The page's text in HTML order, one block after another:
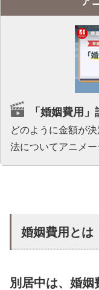
「婚姻費用
どのように金額が
法についてアニメー
婚姻費用とは
別居中は、婚